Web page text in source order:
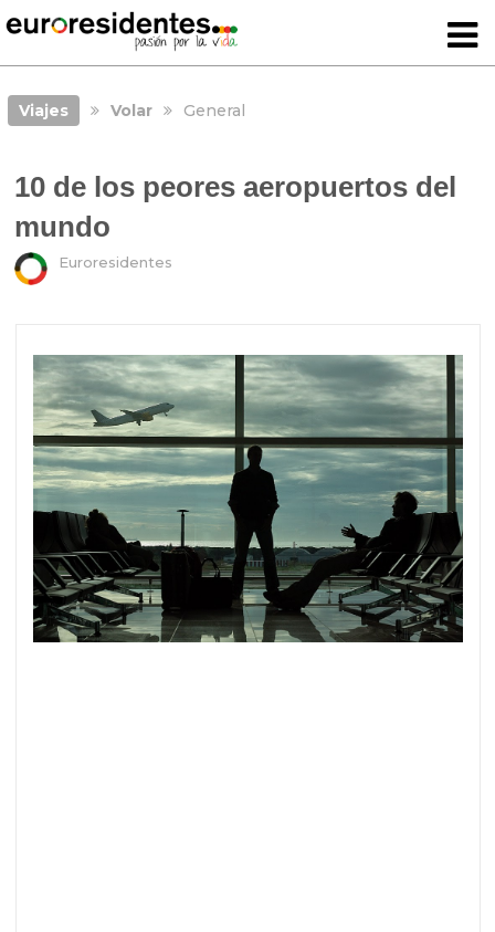
Viajes Volar General
10 de los peores aeropuertos del
mundo
Euroresidentes